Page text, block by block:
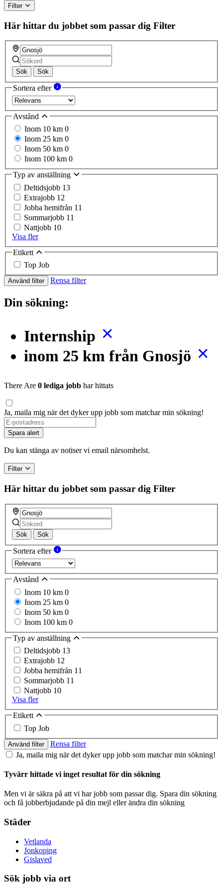
Filter
Här hittar du jobbet som passar dig Filter
Sök Sök
Sortera efter
Avstånd
Inom 10 km 0
Inom 25 km 0
Inom 50 km 0
Inom 100 km 0
Typ av anställning
Deltidsjobb 13
Extrajobb 12
Jobba hemifrån 11
Sommarjobb 11
Nattjobb 10
Visa fler
Etikett
Top Job
Använd filter Rensa filter
Din sökning:
Internship
inom 25 km från Gnosjö
There Are 0 lediga jobb har hittats
Ja, maila mig när det dyker upp jobb som matchar min sökning!
Spara alert
Du kan stänga av notiser vi email närsomhelst.
Filter
Här hittar du jobbet som passar dig Filter
Sök Sök
Sortera efter
Avstånd
Inom 10 km 0
Inom 25 km 0
Inom 50 km 0
Inom 100 km 0
Typ av anställning
Deltidsjobb 13
Extrajobb 12
Jobba hemifrån 11
Sommarjobb 11
Nattjobb 10
Visa fler
Etikett
Top Job
Använd filter
Rensa filter
Ja, maila mig när det dyker upp jobb som matchar min sökning!
Tyvärr hittade vi inget resultat för din sökning
Men vi är säkra på att vi har jobb som passar dig. Spara din sökning
och få jobberbjudande på din mejl eller ändra din sökning
Städer
Vetlanda
Jonkoping
Gislaved
Sök jobb via ort